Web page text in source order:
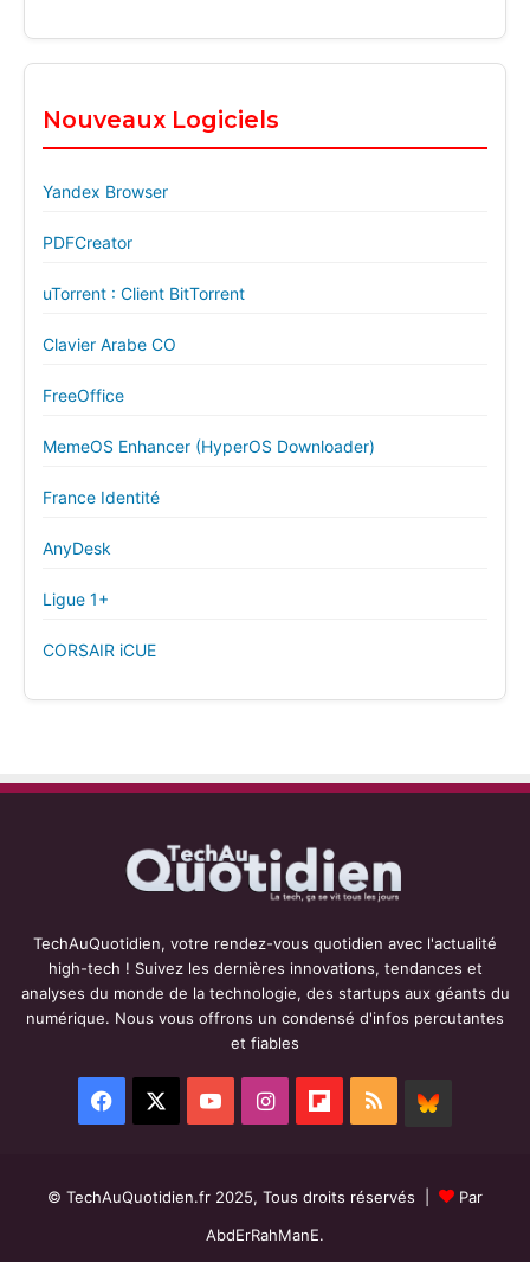
Nouveaux Logiciels
Yandex Browser
PDFCreator
uTorrent : Client BitTorrent
Clavier Arabe CO
FreeOffice
MemeOS Enhancer (HyperOS Downloader)
France Identité
AnyDesk
Ligue 1+
CORSAIR iCUE
TechAuQuotidien, votre rendez-vous quotidien avec l'actualité
high-tech ! Suivez les dernières innovations, tendances et
analyses du monde de la technologie, des startups aux géants du
numérique. Nous vous offrons un condensé d'infos percutantes
et fiables
Facebook YouTubeInstagramFlipboard
RSS
© TechAuQuotidien.fr 2025, Tous droits réservés |
Par
AbdErRahManE.